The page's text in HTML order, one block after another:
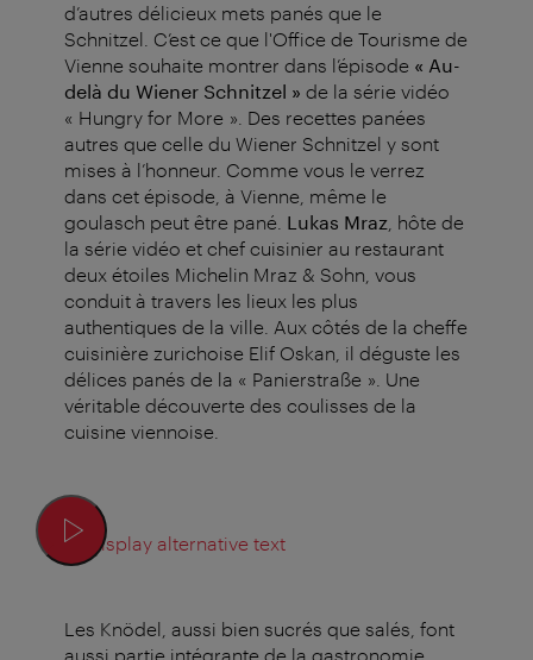
d’autres délicieux mets panés que le
Schnitzel. C’est ce que l'Office de Tourisme de
Vienne souhaite montrer dans l’épisode « Au-
delà du Wiener Schnitzel » de la série vidéo
« Hungry for More ». Des recettes panées
autres que celle du Wiener Schnitzel y sont
mises à l’honneur. Comme vous le verrez
dans cet épisode, à Vienne, même le
goulasch peut être pané. Lukas Mraz , hôte de
la série vidéo et chef cuisinier au restaurant
deux étoiles Michelin Mraz & Sohn, vous
conduit à travers les lieux les plus
authentiques de la ville. Aux côtés de la cheffe
cuisinière zurichoise Elif Oskan, il déguste les
délices panés de la « Panierstraße ». Une
véritable découverte des coulisses de la
cuisine viennoise.
Display alternative text
Les Knödel, aussi bien sucrés que salés, font
aussi partie intégrante de la gastronomie